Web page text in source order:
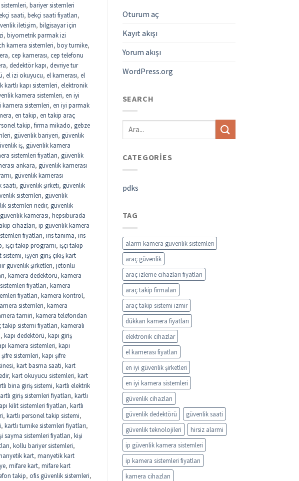
, bariyer sistemleri
saati, bekçi saati fiyatları,
iletişim, bilgisayar için
, biyometrik parmak izi
kamera sistemleri, boy turnike,
, cep kamerası, cep telefonu
, dedektör kapı, devriye tur
, el izi okuyucu, el kamerası, el
kartlı kapı sistemleri, elektronik
kamera sistemleri, en iyi
kamera sistemleri, en iyi parmak
, en takip, en takip araç
takip, firma mikado, gebze
, güvenlik bariyeri, güvenlik
iş, güvenlik kamera
sistemleri fiyatları, güvenlik
ankara, güvenlik kamerası
, güvenlik kamerası
saati, güvenlik şirketi, güvenlik
sistemleri, güvenlik
sistemleri nedir, güvenlik
kamerası, hepsiburada
cihazları, ip güvenlik kamera
fiyatları, iris tanıma, iris
, işçi takip programı, işçi takip
sistemi, işyeri giriş çıkış kart
güvenlik şirketleri, jetonlu
, kamera dedektörü, kamera
fiyatları, kamera
fiyatları, kamera kontrol,
sistemleri, kamera
tamiri, kamera telefondan
takip sistemi fiyatları, kameralı
, kapı dedektörü, kapı giriş
kamera sistemleri, kapı
şifre sistemleri, kapı şifre
, kart basma saati, kart
, kart okuyucu sistemleri, kart
bina giriş sistemi, kartlı elektrik
giriş sistemleri fiyatları, kartlı
kilit sistemleri fiyatları, kartlı
, kartlı personel takip sistemi,
, kartlı turnike sistemleri fiyatları,
sayma sistemleri fiyatları, kişi
, kollu bariyer sistemleri,
kart, manyetik kart
, mifare kart, mifare kart
takip, ofis güvenlik sistemleri,
Oturum aç
Kayıt akışı
Yorum akışı
WordPress.org
SEARCH
CATEGORIES
pdks
TAG
alarm kamera güvenlik sistemleri
araç güvenlik
araç izleme cihazları fiyatları
araç takip firmaları
araç takip sistemi izmir
dükkan kamera fiyatları
elektronik cihazlar
el kamerası fiyatları
en iyi güvenlik şirketleri
en iyi kamera sistemleri
güvenlik cihazları
güvenlik dedektörü
güvenlik saati
güvenlik teknolojileri
hirsiz alarmi
ip güvenlik kamera sistemleri
ip kamera sistemleri fiyatları
kamera cihazları